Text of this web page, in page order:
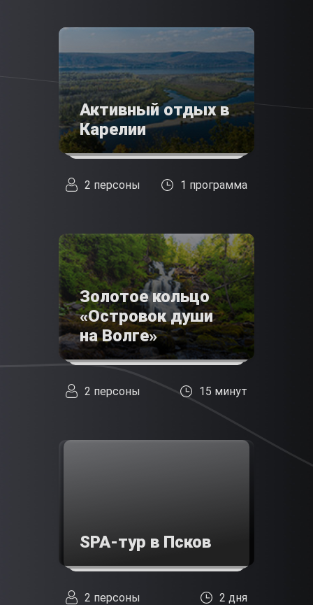
Активный отдых в
Карелии
2 персоны 1 программа
Золотое кольцо
«Островок души
на Волге»
2 персоны 15 минут
SPA-тур в Псков
2 персоны 2 дня